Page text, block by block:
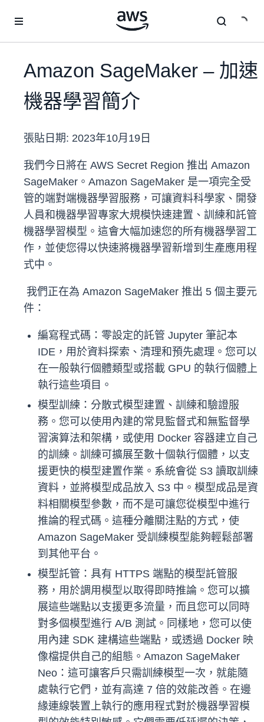
Amazon SageMaker – 加速
機器學習簡介
張貼日期: 2023年10月19日
我們今日將在 AWS Secret Region 推出 Amazon
SageMaker。Amazon SageMaker 是一項完全受
管的端對端機器學習服務，可讓資料科學家、開發
人員和機器學習專家大規模快速建置、訓練和託管
機器學習模型。這會大幅加速您的所有機器學習工
作，並使您得以快速將機器學習新增到生產應用程
式中。
我們正在為 Amazon SageMaker 推出 5 個主要元
件：
編寫程式碼：零設定的託管 Jupyter 筆記本
IDE，用於資料探索、清理和預先處理。您可以
在一般執行個體類型或搭載 GPU 的執行個體上
執行這些項目。
模型訓練：分散式模型建置、訓練和驗證服
務。您可以使用內建的常見監督式和無監督學
習演算法和架構，或使用 Docker 容器建立自己
的訓練。訓練可擴展至數十個執行個體，以支
援更快的模型建置作業。系統會從 S3 讀取訓練
資料，並將模型成品放入 S3 中。模型成品是資
料相關模型參數，而不是可讓您從模型中進行
推論的程式碼。這種分離關注點的方式，使
Amazon SageMaker 受訓練模型能夠輕鬆部署
到其他平台。
模型託管：具有 HTTPS 端點的模型託管服
務，用於調用模型以取得即時推論。您可以擴
展這些端點以支援更多流量，而且您可以同時
對多個模型進行 A/B 測試。同樣地，您可以使
用內建 SDK 建構這些端點，或透過 Docker 映
像檔提供自己的組態。Amazon SageMaker
Neo：這可讓客戶只需訓練模型一次，就能隨
處執行它們，並有高達 7 倍的效能改善。在邊
緣連線裝置上執行的應用程式對於機器學習模